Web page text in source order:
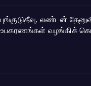
புங்குடுதீவு, லண்டன்
உபகரணங்கள் வழங்கிக்